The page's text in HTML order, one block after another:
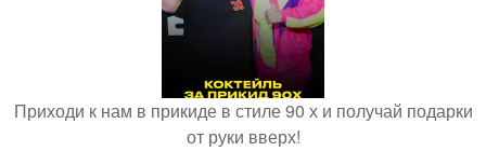
Приходи к нам в прикиде в стиле 90 х и получай подарки
от руки вверх!